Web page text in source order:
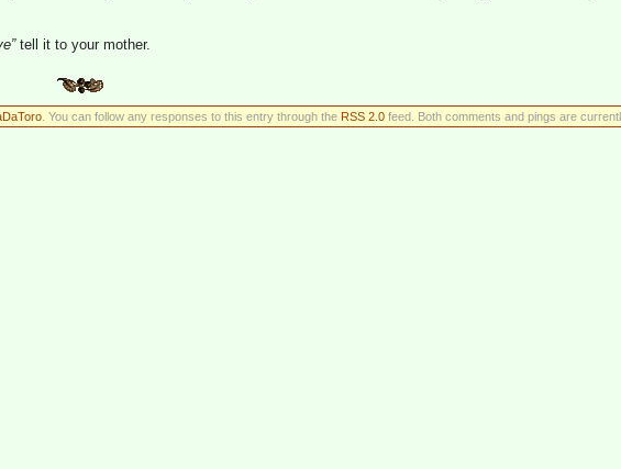
tell it to your mother.
. You can follow any responses to this entry through the RSS 2.0feed. Both comments and pings are